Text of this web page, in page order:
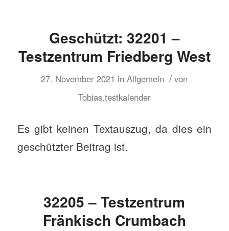
Geschützt: 32201 –
Testzentrum Friedberg West
27. November 2021 inAllgemein / von
Tobias.testkalender
Es gibt keinen Textauszug, da dies ein
geschützter Beitrag ist.
32205 – Testzentrum
Fränkisch Crumbach